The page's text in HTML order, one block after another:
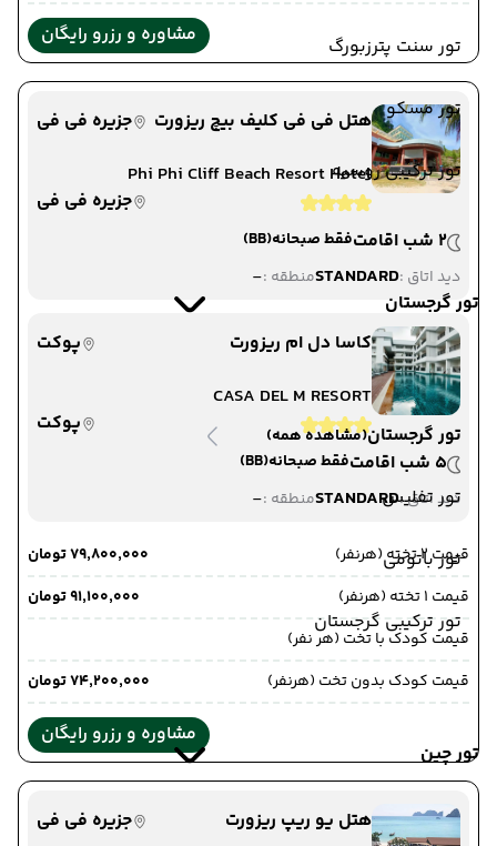
تور سنت پترزبورگ
تور مسکو
تور ترکیبی روسیه
تور گرجستان
تور گرجستان(مشاهده همه)
تور تفلیس
تور باتومی
تور ترکیبی گرجستان
تور چین
مشاوره و رزرو رایگان
هتل فی فی کلیف بیچ ریزورت
جزیره فی فی
Phi Phi Cliff Beach Resort Hotel
جزیره فی فی
2 شب اقامت
فقط صبحانه(BB)
دید اتاق :STANDARDمنطقه :-
کاسا دل ام ریزورت
پوکت
CASA DEL M RESORT
پوکت
5 شب اقامت
فقط صبحانه(BB)
دید اتاق :STANDARDمنطقه :-
قیمت 2 تخته (هرنفر)
۷۹٬۸۰۰٬۰۰۰ تومان
قیمت 1 تخته (هرنفر)
۹۱٬۱۰۰٬۰۰۰ تومان
قیمت کودک با تخت (هر نفر)
قیمت کودک بدون تخت (هرنفر)
۷۴٬۲۰۰٬۰۰۰ تومان
مشاوره و رزرو رایگان
هتل یو ریپ ریزورت جزیره فی فی